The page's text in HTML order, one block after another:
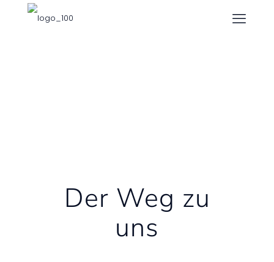
Der Weg zu
uns